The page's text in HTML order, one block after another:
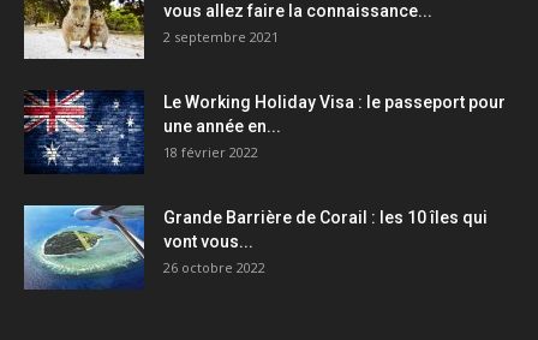
vous allez faire la connaissance...
2 septembre 2021
Le Working Holiday Visa : le passeport pour
une année en...
18 février 2022
Grande Barrière de Corail : les 10 îles qui
vont vous...
26 octobre 2022